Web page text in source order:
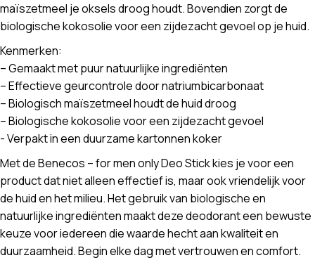
maïszetmeel je oksels droog houdt. Bovendien zorgt de
biologische kokosolie voor een zijdezacht gevoel op je huid.
Kenmerken:
– Gemaakt met puur natuurlijke ingrediënten
– Effectieve geurcontrole door natriumbicarbonaat
– Biologisch maïszetmeel houdt de huid droog
– Biologische kokosolie voor een zijdezacht gevoel
​​​​​​​- Verpakt in een duurzame kartonnen koker
Met de Benecos – for men only Deo Stick kies je voor een
product dat niet alleen effectief is, maar ook vriendelijk voor
de huid en het milieu. Het gebruik van biologische en
natuurlijke ingrediënten maakt deze deodorant een bewuste
keuze voor iedereen die waarde hecht aan kwaliteit en
duurzaamheid. Begin elke dag met vertrouwen en comfort.